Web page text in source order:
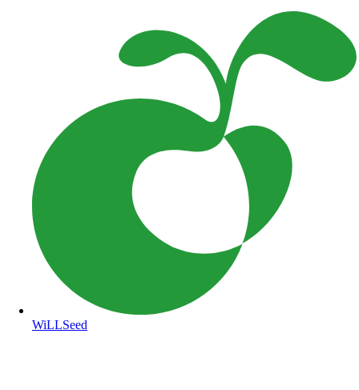
WiLLSeed